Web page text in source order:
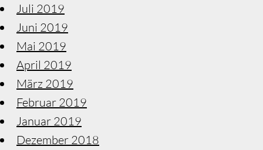
Juli 2019
Juni 2019
Mai 2019
April 2019
März 2019
Februar 2019
Januar 2019
Dezember 2018